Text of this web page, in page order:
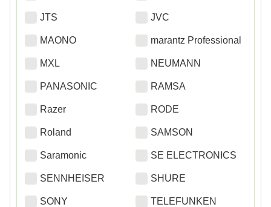
JTS JVC
MAONO marantz Professional
MXL NEUMANN
PANASONIC RAMSA
Razer RODE
Roland SAMSON
Saramonic SE ELECTRONICS
SENNHEISER SHURE
SONY TELEFUNKEN